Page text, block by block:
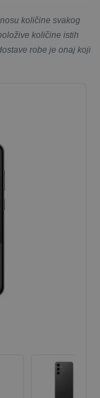
količine svakog
količine istih
robe je onaj koji